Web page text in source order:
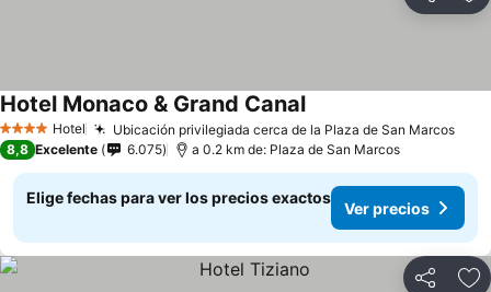
4 EstrellasHotel Ubicación privilegiada cerca de la Plaza de San Marcos
Hotel Monaco & Grand Canal
8,8 Excelente 6.075 a 0.2 km de: Plaza de San Marcos
Elige fechas para ver los precios exactos
Ver precios
Compartir